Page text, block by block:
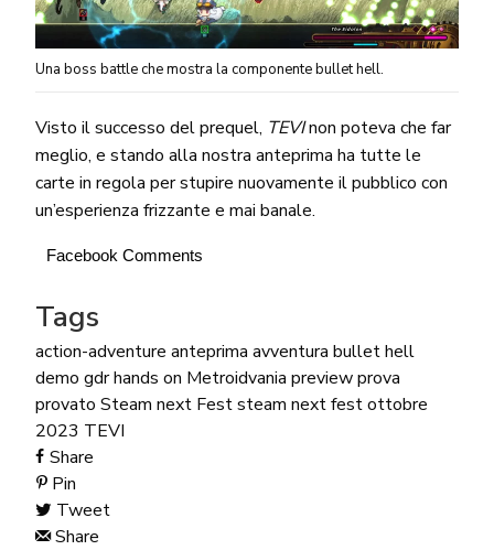
Una boss battle che mostra la componente bullet hell.
Visto il successo del prequel, TEVInon poteva che far
meglio, e stando alla nostra anteprima ha tutte le
carte in regola per stupire nuovamente il pubblico con
un’esperienza frizzante e mai banale.
Facebook Comments
Tags
action-adventure anteprima avventura bullet hell
demo gdrhands on Metroidvania previewprova
provato Steam next Feststeam next fest ottobre
2023 TEVI
Share
Pin
Tweet
Share